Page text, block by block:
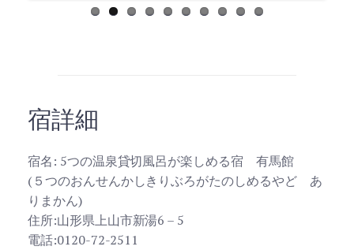
宿詳細
宿名: 5つの温泉貸切風呂が楽しめる宿 有馬館
(５つのおんせんかしきりぶろがたのしめるやど あ
りまかん)
住所:山形県上山市新湯6 – 5
電話:0120-72-2511